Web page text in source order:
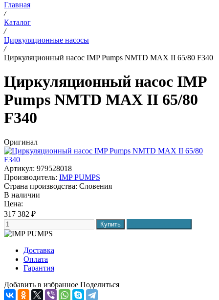
Главная
/
Каталог
/
Циркуляционные насосы
/
Циркуляционный насос IMP Pumps NMTD MAX II 65/80 F340
Циркуляционный насос IMP
Pumps NMTD MAX II 65/80
F340
Оригинал
Артикул: 979528018
Производитель: IMP PUMPS
Страна производства: Словения
В наличии
Цена:
317 382 ₽
Доставка
Оплата
Гарантия
Добавить в избранное Поделиться